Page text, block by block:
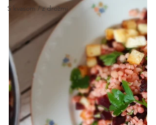
S kvasom / z drožmi